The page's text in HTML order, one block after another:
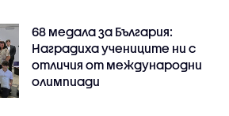
68 медала за България:
Наградиха учениците ни с
отличия от международни
олимпиади